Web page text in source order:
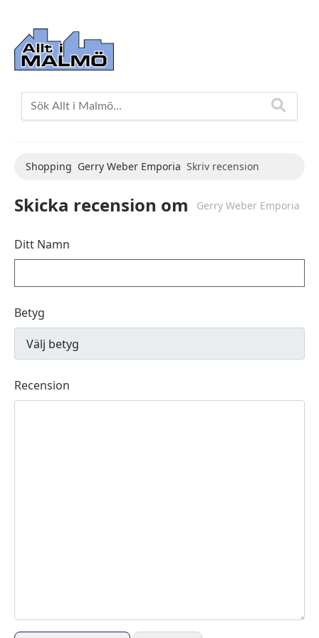
Shopping Gerry Weber Emporia Skriv recension
Skicka recension om Gerry Weber Emporia
Ditt Namn
Betyg
Recension